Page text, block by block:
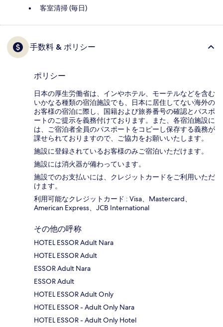
客室清掃 (毎日)
手数料 & ポリシー
ポリシー
日本の厚生労働省は、インやホテル、モーテルなどを含む
いかなる種類の宿泊施設でも、日本に​居住してない海外の
お客様の宿泊に際し、国籍および旅券番号の確認とパスポ
ートのご提示を義務付け​ております。また、各宿泊施設に
は、ご宿泊者全員のパスポートをコピーし保存する義務が
課せられておりますの​で、ご協力をお願いいたします。
施設に登録されているお客様のみご宿泊いただけます。
施設には消火器が備わっています。
施設でのお支払いには、クレジットカードをご利用いただ
けます。
利用可能なクレジットカード : Visa、Mastercard、
American Express、JCB International
その他の呼称
HOTEL ESSOR Adult Nara
HOTEL ESSOR Adult
ESSOR Adult Nara
ESSOR Adult
HOTEL ESSOR Adult Only
HOTEL ESSOR - Adult Only Nara
HOTEL ESSOR - Adult Only Hotel